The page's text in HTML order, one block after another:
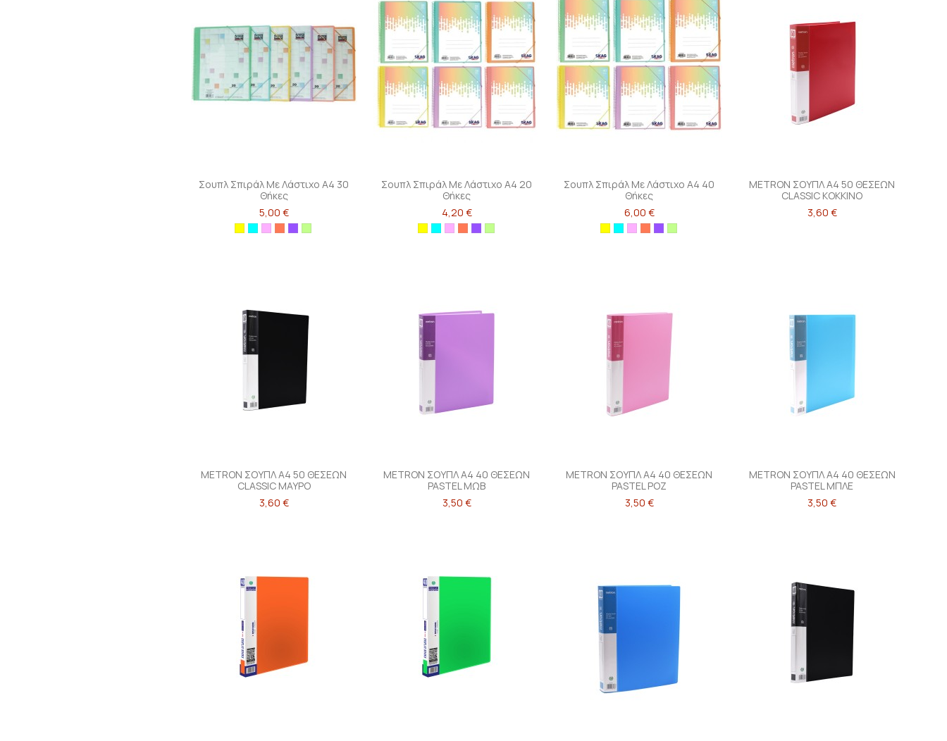
Σουπλ Σπιράλ Με Λάστιχο Α4 30
Θήκες
5,00 €
Σουπλ Σπιράλ Με Λάστιχο Α4 20
Θήκες
4,20 €
Σουπλ Σπιράλ Με Λάστιχο Α4 40
Θήκες
6,00 €
METRON ΣΟΥΠΛ Α4 50 ΘΕΣΕΩΝ
CLASSIC ΚΟΚΚΙΝΟ
3,60 €
METRON ΣΟΥΠΛ Α4 50 ΘΕΣΕΩΝ
CLASSIC ΜΑΥΡΟ
3,60 €
METRON ΣΟΥΠΛ Α4 40 ΘΕΣΕΩΝ
PASTEL ΜΩΒ
3,50 €
METRON ΣΟΥΠΛ Α4 40 ΘΕΣΕΩΝ
PASTEL ΡΟΖ
3,50 €
METRON ΣΟΥΠΛ Α4 40 ΘΕΣΕΩΝ
PASTEL ΜΠΛΕ
3,50 €